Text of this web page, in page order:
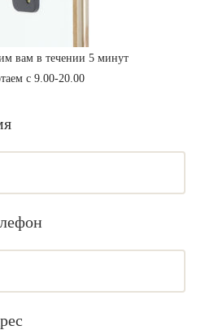
вам в течении 5 минут
с 9.00-20.00